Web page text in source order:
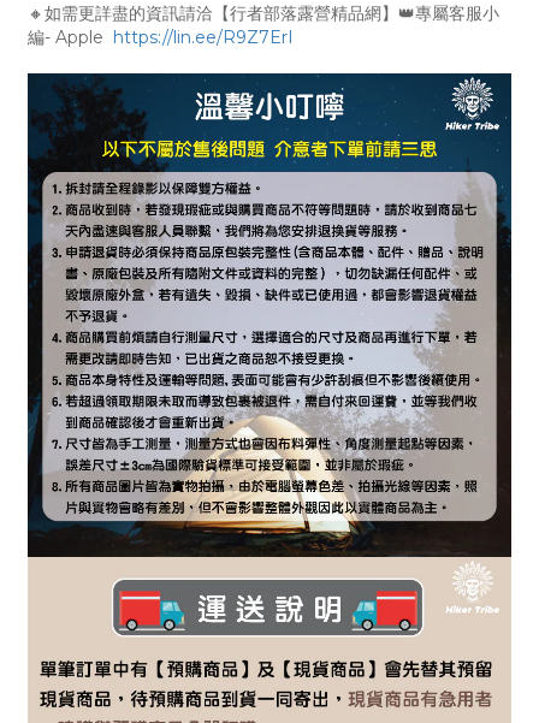
🔸如需更詳盡的資訊請洽【行者部落露營精品網】👑專屬客服小
編- Apple https://lin.ee/R9Z7ErI